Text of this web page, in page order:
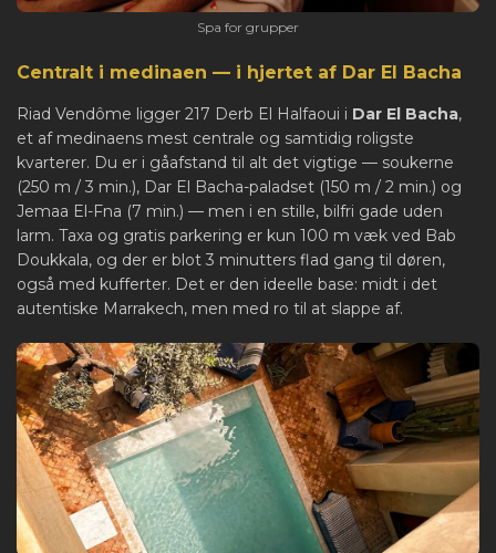
Spa for grupper
Centralt i medinaen — i hjertet af Dar El Bacha
Riad Vendôme ligger 217 Derb El Halfaoui i Dar El Bacha,
et af medinaens mest centrale og samtidig roligste
kvarterer. Du er i gåafstand til alt det vigtige — soukerne
(250 m / 3 min.), Dar El Bacha-paladset (150 m / 2 min.) og
Jemaa El-Fna (7 min.) — men i en stille, bilfri gade uden
larm. Taxa og gratis parkering er kun 100 m væk ved Bab
Doukkala, og der er blot 3 minutters flad gang til døren,
også med kufferter. Det er den ideelle base: midt i det
autentiske Marrakech, men med ro til at slappe af.